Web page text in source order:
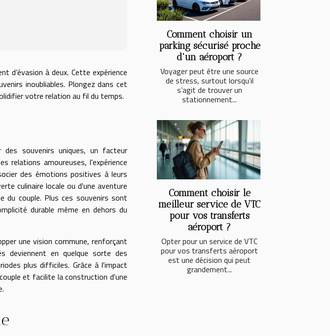
d’évasion à deux. Cette expérience
inoubliables. Plongez dans cet
votre relation au fil du temps.
souvenirs uniques, un facteur
relations amoureuses, l'expérience
des émotions positives à leurs
culinaire locale ou d'une aventure
du couple. Plus ces souvenirs sont
durable même en dehors du
une vision commune, renforçant
deviennent en quelque sorte des
plus difficiles. Grâce à l'impact
et facilite la construction d'une
Comment choisir un
parking sécurisé proche
d'un aéroport ?
Voyager peut être une source
de stress, surtout lorsqu’il
s’agit de trouver un
stationnement...
Comment choisir le
meilleur service de VTC
pour vos transferts
aéroport ?
Opter pour un service de VTC
pour vos transferts aéroport
est une décision qui peut
grandement...